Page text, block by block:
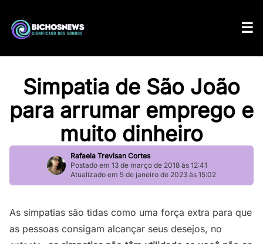
Simpatia de São João
para arrumar emprego e
muito dinheiro
Rafaela Trevisan Cortes
Postado em 13 de março de 2018 às 12:41
Atualizado em 5 de janeiro de 2023 às 15:02
As simpatias são tidas como uma força extra para que
as pessoas consigam alcançar seus desejos, no